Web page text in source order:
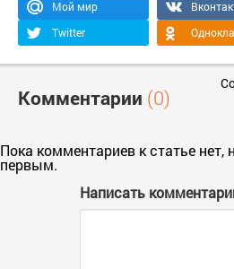
Мой мир
Twitter
Комментарии (0)
Пока комментариев к статье
первым.
Написать